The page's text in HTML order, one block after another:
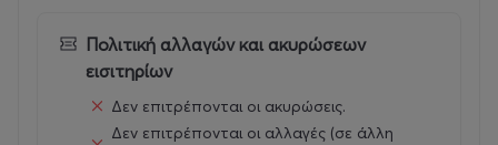
Πολιτική αλλαγών και ακυρώσεων
εισιτηρίων
Δεν επιτρέπονται οι ακυρώσεις.
Δεν επιτρέπονται οι αλλαγές (σε άλλη